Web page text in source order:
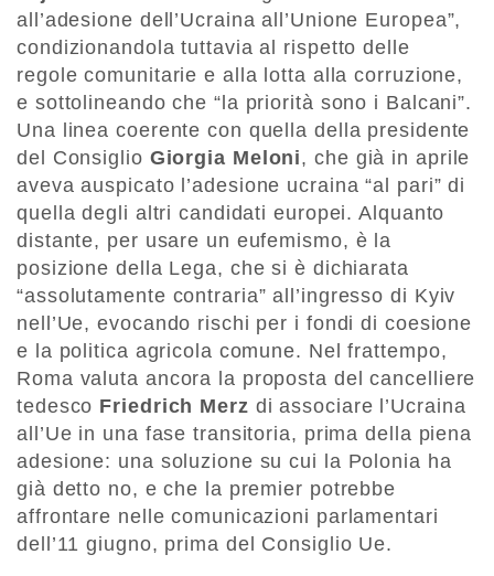
all’adesione dell’Ucraina all’Unione Europea”,
condizionandola tuttavia al rispetto delle
regole comunitarie e alla lotta alla corruzione,
e sottolineando che “la priorità sono i Balcani”.
Una linea coerente con quella della presidente
del Consiglio Giorgia Meloni, che già in aprile
aveva auspicato l’adesione ucraina “al pari” di
quella degli altri candidati europei. Alquanto
distante, per usare un eufemismo, è la
posizione della Lega, che si è dichiarata
“assolutamente contraria” all’ingresso di Kyiv
nell’Ue, evocando rischi per i fondi di coesione
e la politica agricola comune. Nel frattempo,
Roma valuta ancora la proposta del cancelliere
tedesco Friedrich Merz di associare l’Ucraina
all’Ue in una fase transitoria, prima della piena
adesione: una soluzione su cui la Polonia ha
già detto no, e che la premier potrebbe
affrontare nelle comunicazioni parlamentari
dell’11 giugno, prima del Consiglio Ue.